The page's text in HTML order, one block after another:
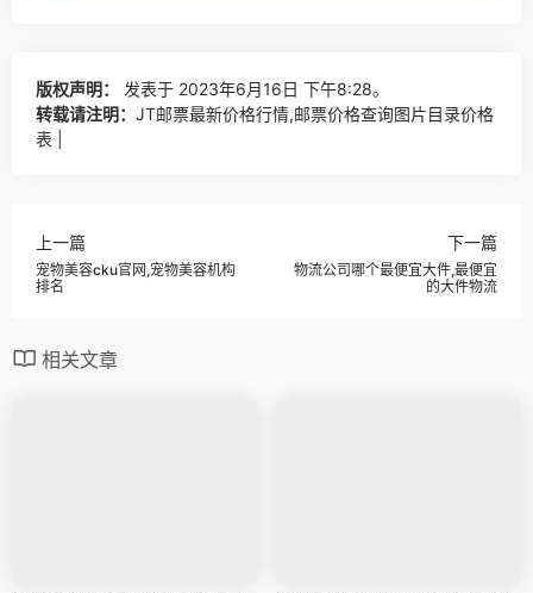
版权声明：
发表于 2023年6月16日 下午8:28。
转载请注明： JT邮票最新价格行情,邮票价格查询图片目录价格
表 |
上一篇
宠物美容cku官网,宠物美容机构
排名
下一篇
物流公司哪个最便宜大件,最便宜
的大件物流
相关文章